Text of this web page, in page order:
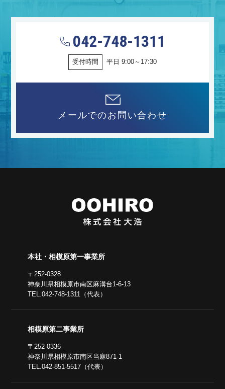
042-748-1311
受付時間 平日 9:00～17:30
メールでのお問い合わせ
本社・相模原第一事業所
〒252-0328
神奈川県相模原市南区麻溝台1-6-13
TEL.042-748-1311（代表）
相模原第二事業所
〒252-0336
神奈川県相模原市南区当麻871-1
TEL.042-851-5517（代表）